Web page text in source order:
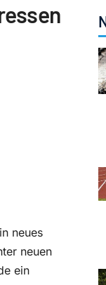
neues
neuen
ein